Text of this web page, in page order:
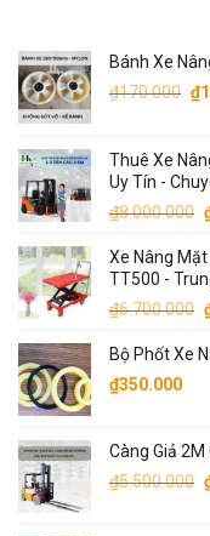
Bánh Xe
₫170.000 ₫
Thuê Xe
Uy Tín -
₫8.000.000
Xe Nâng
TT500 -
₫6.700.000
Bộ Phốt Xe
₫350.000
Càng Giả
₫5.500.000